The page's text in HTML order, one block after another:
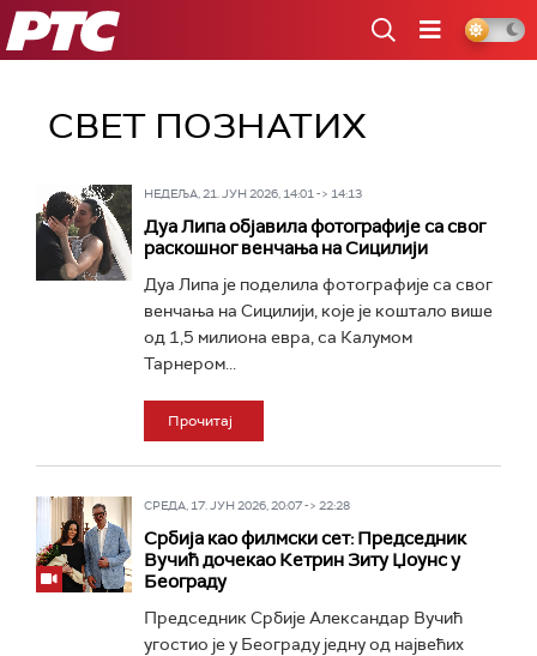
РТС
СВЕТ ПОЗНАТИХ
НЕДЕЉА, 21. ЈУН 2026, 14:01 -> 14:13
Дуа Липа објавила фотографије са свог
раскошног венчања на Сицилији
Дуа Липа је поделила фотографије са свог
венчања на Сицилији, које је коштало више
од 1,5 милиона евра, са Калумом
Тарнером...
Прочитај
СРЕДА, 17. ЈУН 2026, 20:07 -> 22:28
Србија као филмски сет: Председник
Вучић дочекао Кетрин Зиту Џоунс у
Београду
Председник Србије Александар Вучић
угостио је у Београду једну од највећих